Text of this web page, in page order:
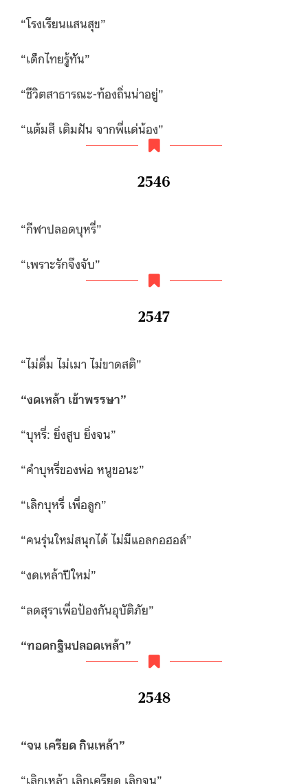
“โรงเรียนแสนสุข”
“เด็กไทยรู้ทัน”
“ชีวิตสาธารณะ-ท้องถิ่นน่าอยู่”
“แต้มสี เติมฝัน จากพี่แด่น้อง”
2546
“กีฬาปลอดบุหรี่”
“เพราะรักจึงจับ”
2547
“ไม่ดื่ม ไม่เมา ไม่ขาดสติ”
“งดเหล้า เข้าพรรษา”
“บุหรี่: ยิ่งสูบ ยิ่งจน”
“คำบุหรี่ของพ่อ หนูขอนะ”
“เลิกบุหรี่ เพื่อลูก”
“คนรุ่นใหม่สนุกได้ ไม่มีแอลกอฮอล์”
“งดเหล้าปีใหม่”
“ลดสุราเพื่อป้องกันอุบัติภัย”
“ทอดกฐินปลอดเหล้า”
2548
“จน เครียด กินเหล้า”
“เลิกเหล้า เลิกเครียด เลิกจน”